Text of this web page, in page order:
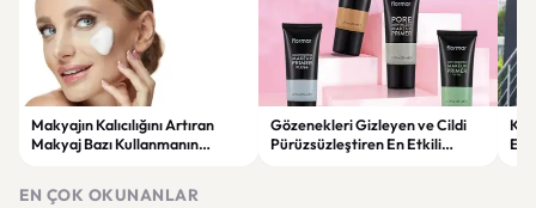
Makyajın Kalıcılığını Artıran
Makyaj Bazı Kullanmanın
Gözenekleri Gizleyen ve Cildi
Pürüzsüzleştiren En Etkili
EN ÇOK OKUNANLAR